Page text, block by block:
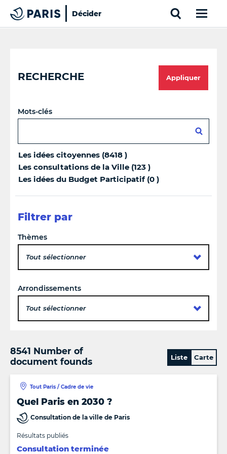
Paris
Décider
RECHERCHE Appliquer
Mots-clés
Les idées citoyennes (8418 )
Les consultations de la Ville (123 )
Les idées du Budget Participatif (0 )
Filtrer par
Thèmes
Tout sélectionner
Arrondissements
Tout sélectionner
8541 Number of
document founds
Liste Carte
Quel Paris en 2030 ?
Tout Paris / Cadre de vie
Consultation de la ville de Paris
Résultats publiés
Consultation terminée